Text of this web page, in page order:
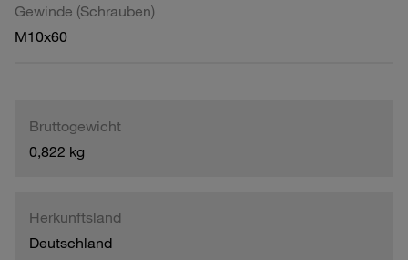
Gewinde (Schrauben)
M10x60
Bruttogewicht
0,822 kg
Herkunftsland
Deutschland